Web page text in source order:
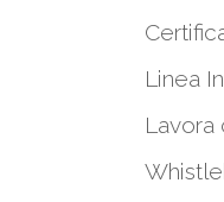
Linea
Lavora